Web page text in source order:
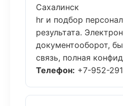
Сахалинск
hr и подбор
результата.
документооборот,
связь, полная
Телефон: +7-952-